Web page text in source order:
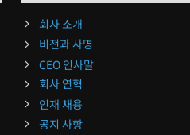
회사 소개
비전과 사명
CEO 인사말
회사 연혁
인재 채용
공지 사항